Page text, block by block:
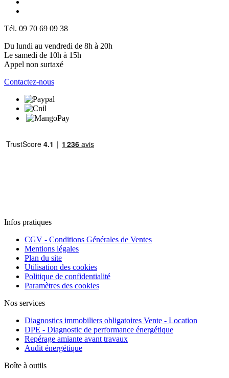
Tél. 09 70 69 09 38
Du lundi au vendredi de 8h à 20h
Le samedi de 10h à 15h
Appel non surtaxé
Contactez-nous
Infos pratiques
CGV - Conditions Générales de Ventes
Mentions légales
Plan du site
Utilisation des cookies
Politique de confidentialité
Paramètres des cookies
Nos services
Diagnostics immobiliers obligatoires Vente - Location
DPE - Diagnostic de performance énergétique
Repérage amiante avant travaux
Audit énergétique
Boîte à outils